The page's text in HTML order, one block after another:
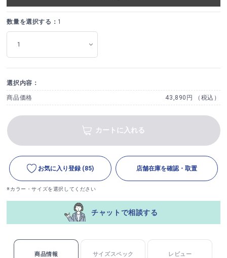
数量を選択する： 1
選択内容：
商品価格 43,890円 （税込）
カートに入れる
お気に入り登録 (85) 店舗在庫を確認・取置
※カラー・サイズを選択してください
チャットで相談する
商品情報 サイズスペック レビュー